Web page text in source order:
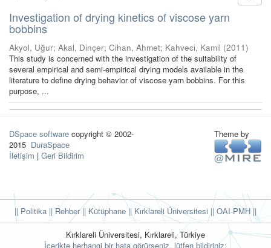
Investigation of drying kinetics of viscose yarn
bobbins
Akyol, Uğur; Akal, Dinçer; Cihan, Ahmet; Kahveci, Kamil (2011)
This study is concerned with the investigation of the suitability of
several empirical and semi-empirical drying models available in the
literature to define drying behavior of viscose yarn bobbins. For this
purpose, ...
DSpace software copyright © 2002-
2015 DuraSpace
İletişim | Geri Bildirim
Theme by
|| Politika || Rehber|| Kütüphane|| Kırklareli Üniversitesi || OAI-PMH ||
Kırklareli Üniversitesi, Kırklareli, Türkiye
İçerikte herhangi bir hata görürseniz, lütfen bildiriniz: